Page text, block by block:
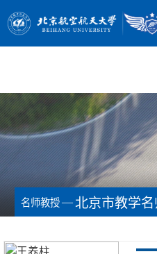
名师教授—北京市教学名